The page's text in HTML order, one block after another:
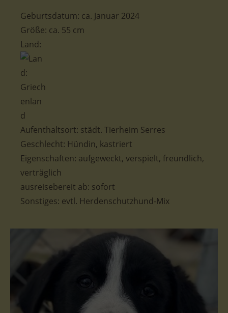
Geburtsdatum: ca. Januar 2024
Größe: ca. 55 cm
Land:
Aufenthaltsort: städt. Tierheim Serres
Geschlecht: Hündin, kastriert
Eigenschaften: aufgeweckt, verspielt, freundlich,
verträglich
ausreisebereit ab: sofort
Sonstiges: evtl. Herdenschutzhund-Mix